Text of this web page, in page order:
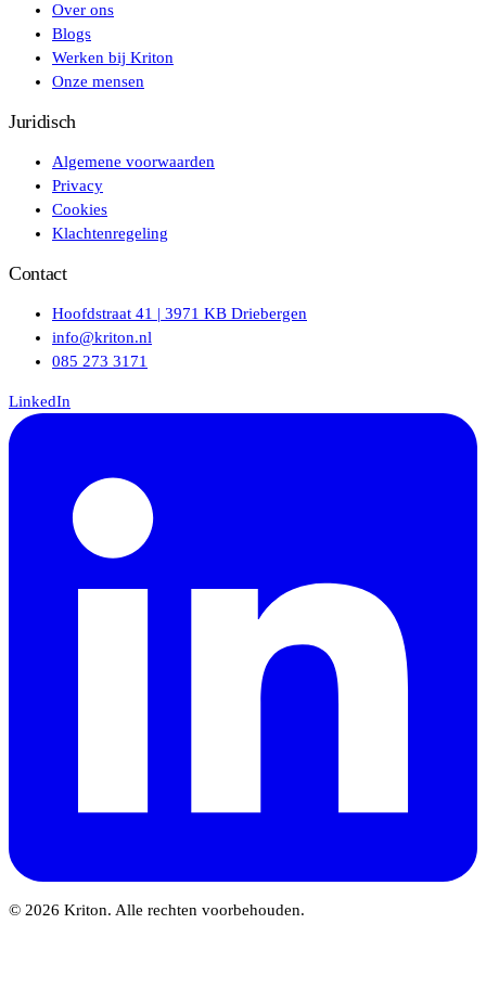
Over ons
Blogs
Werken bij Kriton
Onze mensen
Juridisch
Algemene voorwaarden
Privacy
Cookies
Klachtenregeling
Contact
Hoofdstraat 41 | 3971 KB Driebergen
info@kriton.nl
085 273 3171
LinkedIn
© 2026 Kriton. Alle rechten voorbehouden.